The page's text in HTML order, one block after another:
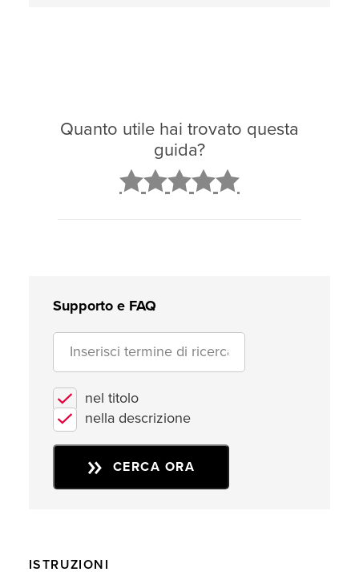
Quanto utile hai trovato questa
guida?
Supporto e FAQ
nel titolo
nella descrizione
CERCA ORA
ISTRUZIONI